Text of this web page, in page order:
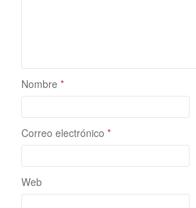
Nombre *
Correo electrónico *
Web